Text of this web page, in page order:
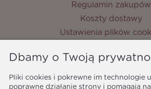
Regulamin zakupów
Koszty dostawy
Ustawienia plików
Metody płatności
Ochrona danych
Polityka prywatności
Dbamy o Twoją
Pliki cookies i pokrewne im technologie
poprawne działanie strony i pomagają